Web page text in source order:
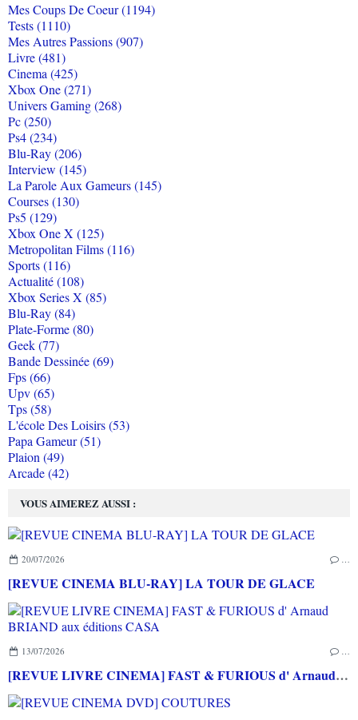
VOUS AIMEREZ AUSSI :
20/07/2026 …
[REVUE CINEMA BLU-RAY] LA TOUR DE GLACE
13/07/2026 …
[REVUE LIVRE CINEMA] FAST & FURIOUS d' Arnaud BRIAND aux éditions CASA
Mes Coups De Coeur (1194)
Tests (1110)
Mes Autres Passions (907)
Livre (481)
Cinema (425)
Xbox One (271)
Univers Gaming (268)
Pc (250)
Ps4 (234)
Blu-Ray (206)
Interview (145)
La Parole Aux Gameurs (145)
Courses (130)
Ps5 (129)
Xbox One X (125)
Metropolitan Films (116)
Sports (116)
Actualité (108)
Xbox Series X (85)
Blu-Ray (84)
Plate-Forme (80)
Geek (77)
Bande Dessinée (69)
Fps (66)
Upv (65)
Tps (58)
L'école Des Loisirs (53)
Papa Gameur (51)
Plaion (49)
Arcade (42)